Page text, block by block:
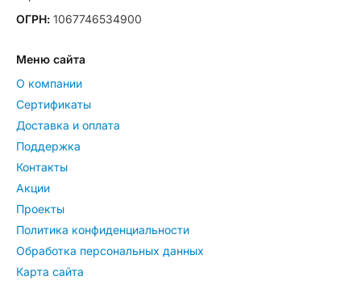
ОГРН: 1067746534900
Меню сайта
О компании
Сертификаты
Доставка и оплата
Поддержка
Контакты
Акции
Проекты
Политика конфиденциальности
Обработка персональных данных
Карта сайта